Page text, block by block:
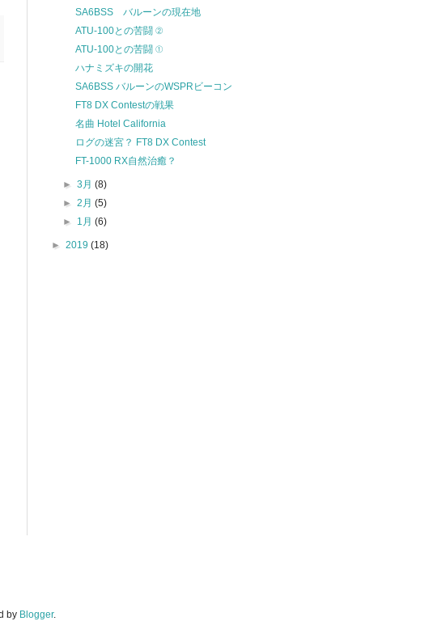
SA6BSS バルーンの現在地
ATU-100との苦闘 ②
ATU-100との苦闘 ①
ハナミズキの開花
SA6BSS バルーンのWSPRビーコン
FT8 DX Contestの戦果
名曲 Hotel California
ログの迷宮？ FT8 DX Contest
FT-1000 RX自然治癒？
►3月(8)
►2月(5)
► 1月(6)
► 2019 (18)
by Blogger.